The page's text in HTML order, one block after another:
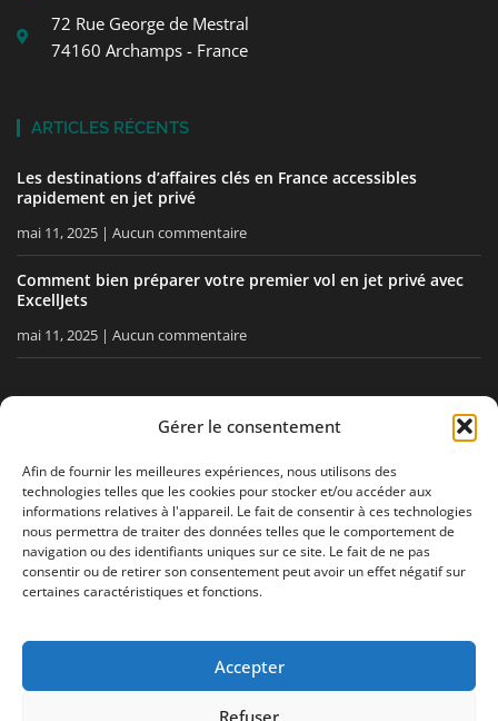
Gérer le consentement
Afin de fournir les meilleures expériences, nous utilisons des
technologies telles que les cookies pour stocker et/ou accéder aux
informations relatives à l'appareil. Le fait de consentir à ces technologies
nous permettra de traiter des données telles que le comportement de
navigation ou des identifiants uniques sur ce site. Le fait de ne pas
consentir ou de retirer son consentement peut avoir un effet négatif sur
certaines caractéristiques et fonctions.
Accepter
Refuser
72 Rue George de Mestral
74160 Archamps - France
ARTICLES RÉCENTS
Les destinations d’affaires clés en France accessibles
rapidement en jet privé
mai 11, 2025 Aucun commentaire
Comment bien préparer votre premier vol en jet privé avec
ExcellJets
mai 11, 2025 Aucun commentaire
RESTEZ INFORMÉ
Recevez nos conseils, nos actualités directement dans votre
boîte email.
J'acceptela politique de confidentialité